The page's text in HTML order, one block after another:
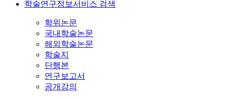
학술연구정보서비스 검색
학위논문
국내학술논문
해외학술논문
학술지
단행본
연구보고서
공개강의